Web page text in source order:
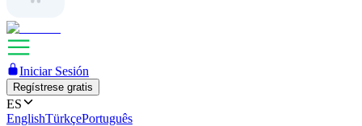
Iniciar Sesión
Regístrese gratis
ES
EnglishTürkçePortuguês